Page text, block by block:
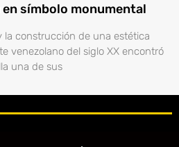
símbolo monumental
la construcción de una estética
venezolano del siglo XX encontró
una de sus